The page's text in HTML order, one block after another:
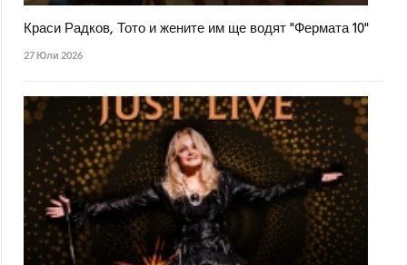
Краси Радков, Тото и жените им ще водят "Фермата 10"
27 Юли 2026